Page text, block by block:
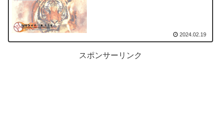
2024.02.19
スポンサーリンク